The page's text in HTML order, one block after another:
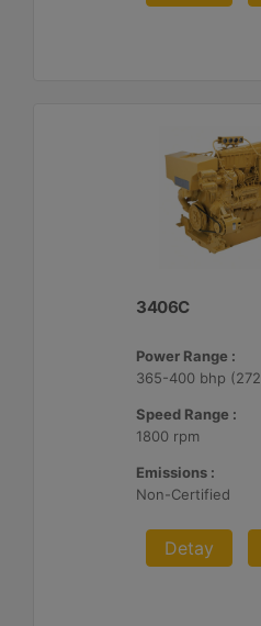
3406C
Power Range :
365-400 bhp
Speed Range :
1800 rpm
Emissions :
Non-Certified
Detay